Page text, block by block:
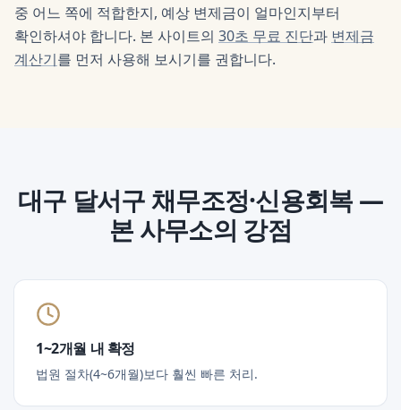
중 어느 쪽에 적합한지, 예상 변제금이 얼마인지부터
확인하셔야 합니다. 본 사이트의 30초 무료 진단과 변제금
계산기를 먼저 사용해 보시기를 권합니다.
대구 달서구채무조정·신용회복 —
본 사무소의 강점
1~2개월 내 확정
법원 절차(4~6개월)보다 훨씬 빠른 처리.